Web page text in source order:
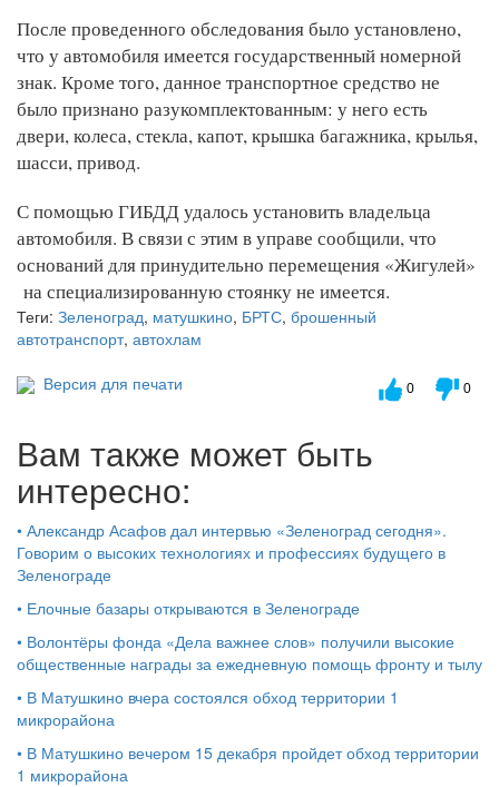
После проведенного обследования было установлено,
что у автомобиля имеется государственный номерной
знак. Кроме того, данное транспортное средство не
было признано разукомплектованным: у него есть
двери, колеса, стекла, капот, крышка багажника, крылья,
шасси, привод.
С помощью ГИБДД удалось установить владельца
автомобиля. В связи с этим в управе сообщили, что
оснований для принудительно перемещения «Жигулей»
на специализированную стоянку не имеется.
Теги: Зеленоград, матушкино, БРТС, брошенный
автотранспорт, автохлам
Версия для печати
0 0
Вам также может быть
интересно:
• Александр Асафов дал интервью «Зеленоград сегодня».
Говорим о высоких технологиях и профессиях будущего в
Зеленограде
• Елочные базары открываются в Зеленограде
• Волонтёры фонда «Дела важнее слов» получили высокие
общественные награды за ежедневную помощь фронту и тылу
• В Матушкино вчера состоялся обход территории 1
микрорайона
• В Матушкино вечером 15 декабря пройдет обход территории
1 микрорайона